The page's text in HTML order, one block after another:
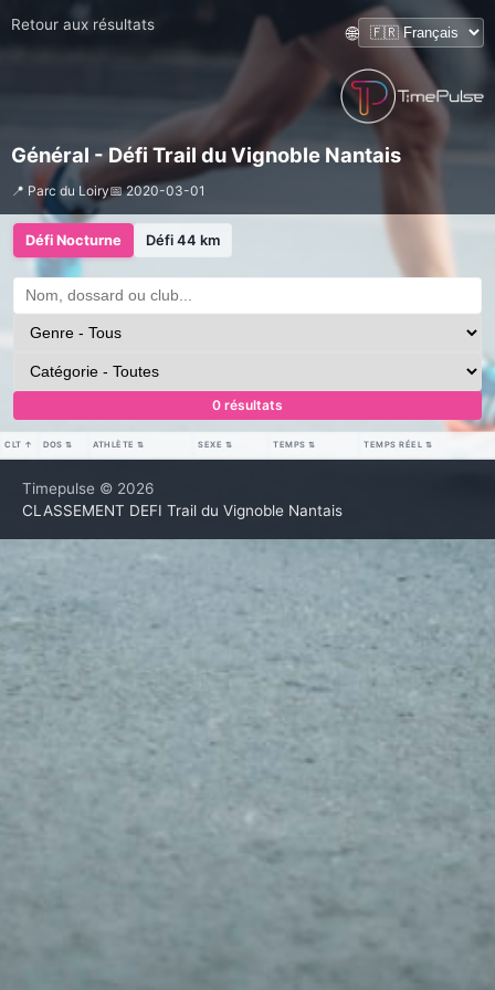
Retour aux résultats 🌐
Général - Défi Trail du Vignoble Nantais
📍 Parc du Loiry📅 2020-03-01
Défi Nocturne Défi 44 km
0 résultats
CLT ↑ DOS ⇅ ATHLÈTE ⇅ SEXE ⇅ TEMPS ⇅ TEMPS RÉEL ⇅
Timepulse © 2026
CLASSEMENT DEFI Trail du Vignoble Nantais